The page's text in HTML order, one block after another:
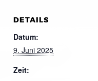
DETAILS
Datum:
9. Juni 2025
Zeit: